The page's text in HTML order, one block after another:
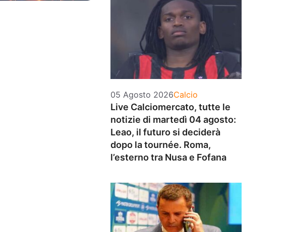
05 Agosto 2026Categorie
Calcio
Live Calciomercato, tutte le
notizie di martedì 04 agosto:
Leao, il futuro si deciderà
dopo la tournée. Roma,
l’esterno tra Nusa e Fofana